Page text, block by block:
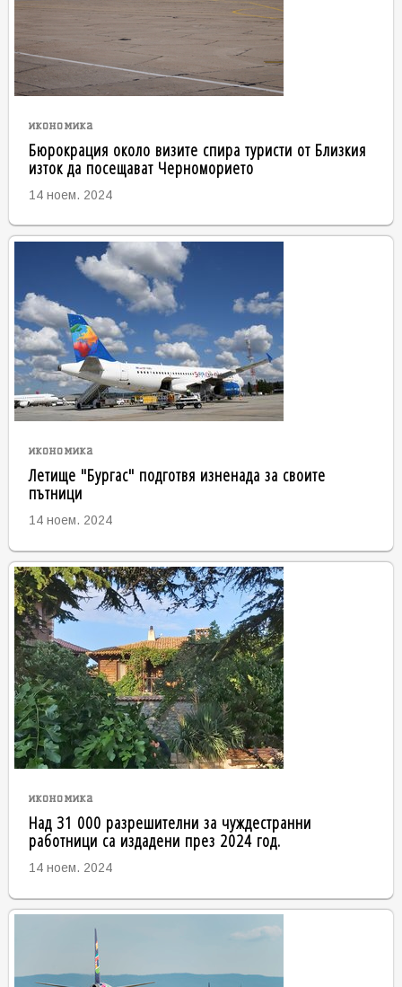
икономика
Бюрокрация около визите спира туристи от Близкия
изток да посещават Черноморието
14 ноем. 2024
икономика
Летище "Бургас" подготвя изненада за своите
пътници
14 ноем. 2024
икономика
Над 31 000 разрешителни за чуждестранни
работници са издадени през 2024 год.
14 ноем. 2024